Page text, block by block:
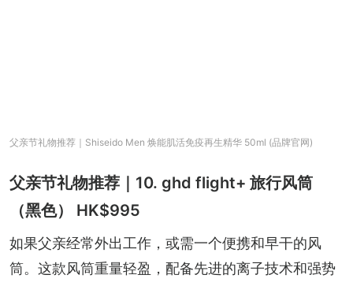
父亲节礼物推荐｜Shiseido Men 焕能肌活免疫再生精华 50ml (品牌官网)
父亲节礼物推荐｜10. ghd flight+ 旅行风筒
（黑色） HK$995
如果父亲经常外出工作，或需一个便携和早干的风
筒。这款风筒重量轻盈，配备先进的离子技术和强势